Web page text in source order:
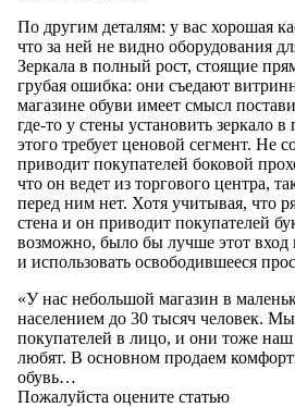
По другим деталям: у вас хорошая
что за ней не видно оборудования
Зеркала в полный рост, стоящие
грубая ошибка: они съедают
магазине обуви имеет смысл
где-то у стены установить зеркало
этого требует ценовой сегмент. Не
приводит покупателей боковой
что он ведет из торгового центра,
перед ним нет. Хотя учитывая, что
стена и он приводит покупателей
возможно, было бы лучше этот вход
и использовать освободившееся
«У нас небольшой магазин в
населением до 30 тысяч человек.
покупателей в лицо, и они тоже
любят. В основном продаем
обувь…
Пожалуйста оцените статью